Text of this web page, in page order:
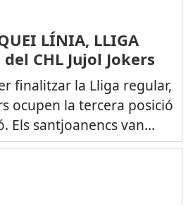
LÍNIA, LLIGA
CHL Jujol Jokers
finalitzar la Lliga regular,
ocupen la tercera posició
Els santjoanencs van...